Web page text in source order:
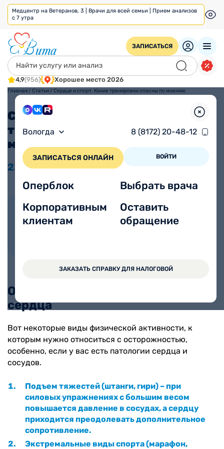
Медцентр на Ветеранов, 3 | Врачи для всей семьи | Прием анализов
с 7 утра
ЗАПИСАТЬСЯ
4,9(956) Хорошее место 2026
Вологда 8 (8172) 20-48-12
ЗАПИСАТЬСЯ ОНЛАЙН ВОЙТИ
Оперблок
Корпоративным
клиентам
Выбрать врача
Оставить
обращение
ЗАКАЗАТЬ СПРАВКУ ДЛЯ НАЛОГОВОЙ
Главная / Статьи / Сердце и спорт. Какие тренировки опасны по мнению
Сердце и спорт. Какие
тренировки опасны по
мнению кардиологов?
23.05
Время прочтения
Автор статьи:
Рюхина Ирина
Опасные виды нагрузок для
сердца
Вот некоторые виды физической активности, к
которым нужно относиться с осторожностью,
особенно, если у вас есть патологии сердца и
сосудов.
Подъем тяжестей (штанги, гири) – при
силовых упражнениях с большим весом
повышается давление в сосудах, а сердцу
приходится преодолевать дополнительное
сопротивление.
Экстремальные виды спорта (марафон,